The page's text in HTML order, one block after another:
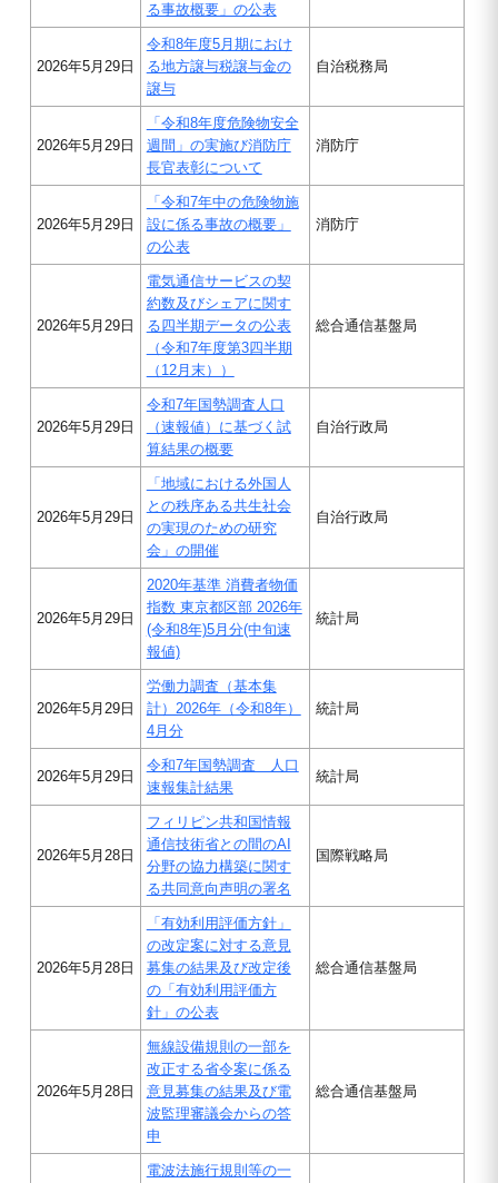
る事故概要」の公表
2026年5月29日
令和8年度5月期におけ
る地方譲与税譲与金の
譲与
自治税務局
2026年5月29日
「令和8年度危険物安全
週間」の実施び消防庁
長官表彰について
消防庁
2026年5月29日
「令和7年中の危険物施
設に係る事故の概要」
の公表
消防庁
2026年5月29日
電気通信サービスの契
約数及びシェアに関す
る四半期データの公表
（令和7年度第3四半期
（12月末））
総合通信基盤局
2026年5月29日
令和7年国勢調査人口
（速報値）に基づく試
算結果の概要
自治行政局
2026年5月29日
「地域における外国人
との秩序ある共生社会
の実現のための研究
会」の開催
自治行政局
2026年5月29日
2020年基準 消費者物価
指数 東京都区部 2026年
(令和8年)5月分(中旬速
報値)
統計局
2026年5月29日
労働力調査（基本集
計）2026年（令和8年）
4月分
統計局
2026年5月29日
令和7年国勢調査 人口
速報集計結果
統計局
2026年5月28日
フィリピン共和国情報
通信技術省との間のAI
分野の協力構築に関す
る共同意向声明の署名
国際戦略局
2026年5月28日
「有効利用評価方針」
の改定案に対する意見
募集の結果及び改定後
の「有効利用評価方
針」の公表
総合通信基盤局
2026年5月28日
無線設備規則の一部を
改正する省令案に係る
意見募集の結果及び電
波監理審議会からの答
申
総合通信基盤局
電波法施行規則等の一